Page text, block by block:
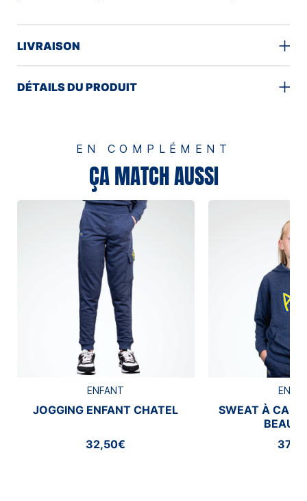
LIVRAISON
DÉTAILS DU PRODUIT
EN COMPLÉMENT
ÇA MATCH AUSSI
ENFANT
JOGGING ENFANT CHATEL
32,50€
SWEAT À